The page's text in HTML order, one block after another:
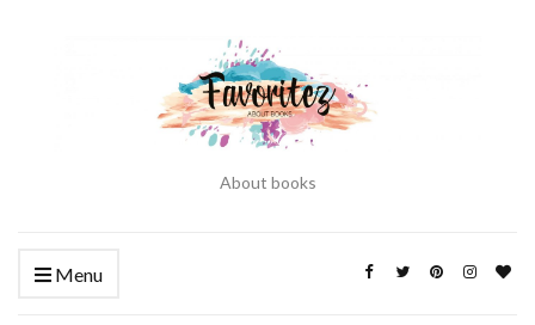
About books
Menu